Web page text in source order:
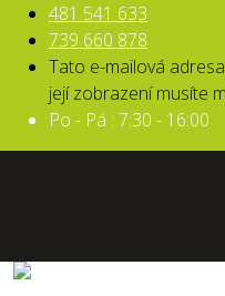
481 541 633
739 660 878
Tato e-mailová
její zobrazení musíte
Po - Pá : 7:30 - 16:00